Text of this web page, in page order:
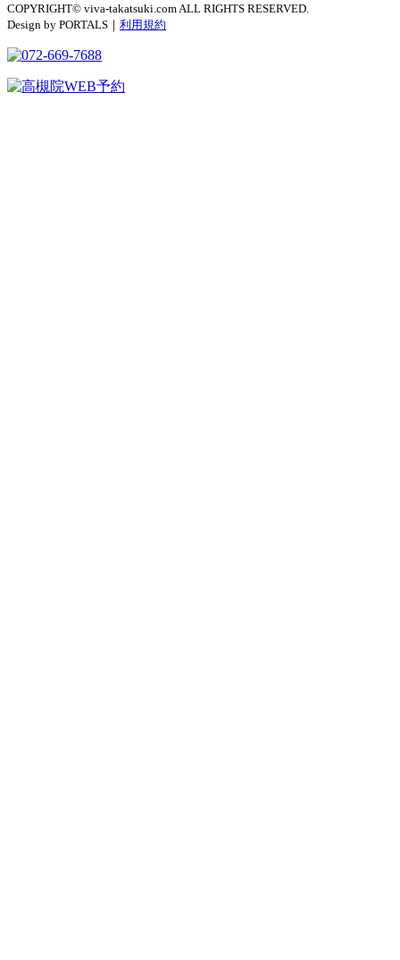
COPYRIGHT© viva-takatsuki.com ALL RIGHTS RESERVED.
Design by PORTALS｜ 利用規約